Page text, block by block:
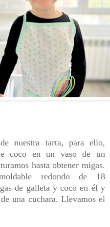
nuestra tarta, para ello,
coco en un vaso de un
hasta obtener migas.
redondo de 18
de galleta y coco en él y
una cuchara. Llevamos el